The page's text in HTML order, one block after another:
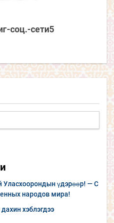
соц.-сети5
Уласхоорондын үдэрөөр! — С
народов мира!
хэблэгдээ